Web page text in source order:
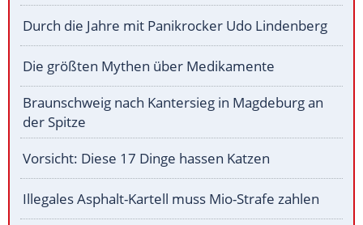
Durch die Jahre mit Panikrocker Udo Lindenberg
Die größten Mythen über Medikamente
Braunschweig nach Kantersieg in Magdeburg an
der Spitze
Vorsicht: Diese 17 Dinge hassen Katzen
Illegales Asphalt-Kartell muss Mio-Strafe zahlen